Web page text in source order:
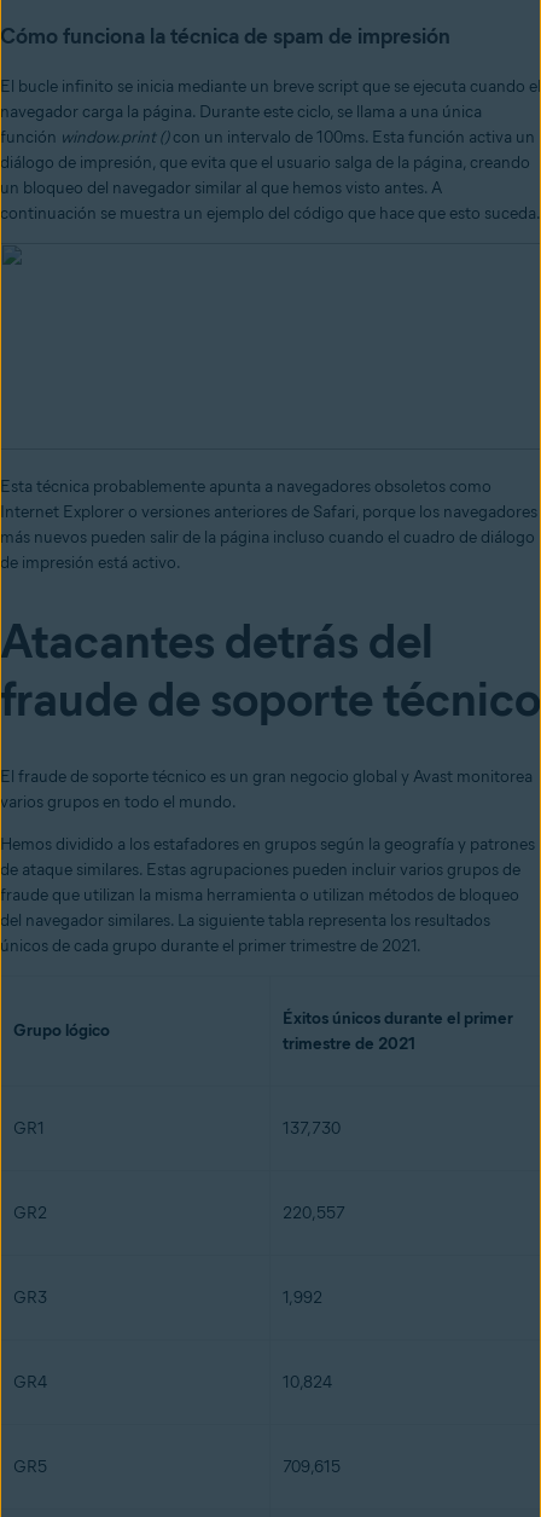
Cómo funciona la técnica de spam de impresión
El bucle infinito se inicia mediante un breve script que se ejecuta cuando el
navegador carga la página. Durante este ciclo, se llama a una única
función window.print ()con un intervalo de 100ms. Esta función activa un
diálogo de impresión, que evita que el usuario salga de la página, creando
un bloqueo del navegador similar al que hemos visto antes. A
continuación se muestra un ejemplo del código que hace que esto suceda.
Esta técnica probablemente apunta a navegadores obsoletos como
Internet Explorer o versiones anteriores de Safari, porque los navegadores
más nuevos pueden salir de la página incluso cuando el cuadro de diálogo
de impresión está activo.
Atacantes detrás del
fraude de soporte técnico
El fraude de soporte técnico es un gran negocio global y Avast monitorea
varios grupos en todo el mundo.
Hemos dividido a los estafadores en grupos según la geografía y patrones
de ataque similares. Estas agrupaciones pueden incluir varios grupos de
fraude que utilizan la misma herramienta o utilizan métodos de bloqueo
del navegador similares. La siguiente tabla representa los resultados
únicos de cada grupo durante el primer trimestre de 2021.
Grupo lógico
Éxitos únicos durante el primer
trimestre de 2021
GR1 137,730
GR2 220,557
GR3 1,992
GR4 10,824
GR5 709,615